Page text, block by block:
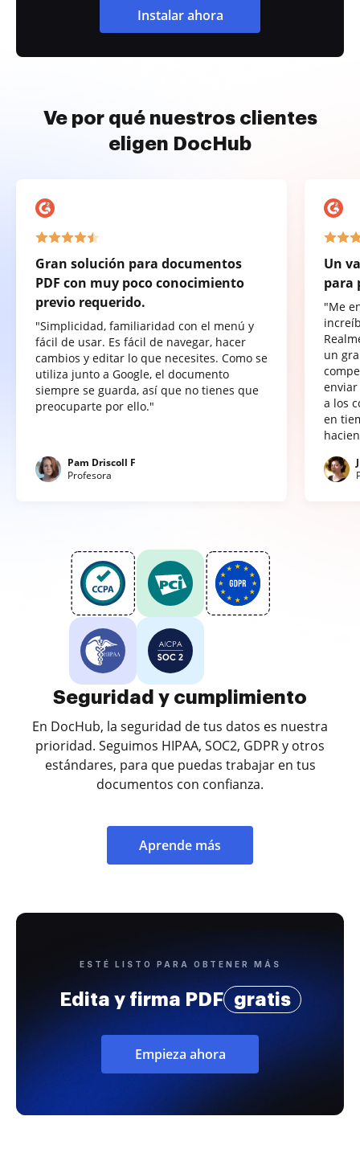
Instalar ahora
Ve por qué nuestros clientes
eligen DocHub
Gran solución para documentos
PDF con muy poco conocimiento
previo requerido.
"Simplicidad, familiaridad con el menú y
fácil de usar. Es fácil de navegar, hacer
cambios y editar lo que necesites. Como se
utiliza junto a Google, el documento
siempre se guarda, así que no tienes que
preocuparte por ello."
Pam Driscoll F
Profesora
Un
para
"Me
un
a los
en
Seguridad y cumplimiento
En DocHub, la seguridad de tus datos es nuestra
prioridad. Seguimos HIPAA, SOC2, GDPR y otros
estándares, para que puedas trabajar en tus
documentos con confianza.
Aprende más
ESTÉ LISTO PARA OBTENER MÁS
Edita y firma PDF gratis
Empieza ahora